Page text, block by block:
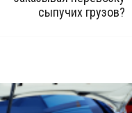
сыпучих грузов?